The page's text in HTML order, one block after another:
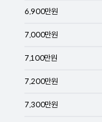
6,900만원
7,000만원
7,100만원
7,200만원
7,300만원